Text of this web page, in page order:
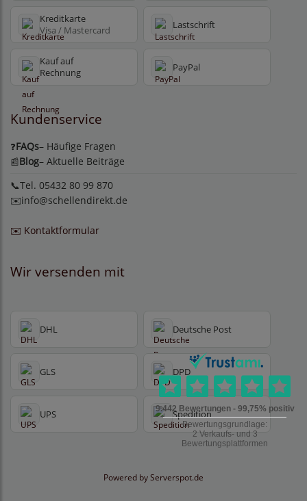
Kreditkarte
Visa / Mastercard Lastschrift
Kauf auf
Rechnung
PayPal
Kundenservice
❓FAQs– Häufige Fragen
📰Blog– Aktuelle Beiträge
📞Tel. 05432 80 99 870
✉️info@schellendirekt.de
✉️ Kontaktformular
Wir versenden mit
DHL Deutsche Post
GLS DPD
UPS Spedition
Powered byServerspot.de